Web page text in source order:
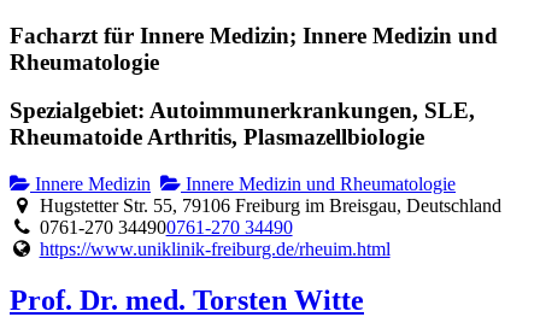
Facharzt für Innere Medizin; Innere Medizin und
Rheumatologie
Spezialgebiet: Autoimmunerkrankungen, SLE,
Rheumatoide Arthritis, Plasmazellbiologie
Innere Medizin
Innere Medizin und Rheumatologie
Hugstetter Str. 55, 79106 Freiburg im Breisgau, Deutschland
0761-270 344900761-270 34490
https://www.uniklinik-freiburg.de/rheuim.html
Prof. Dr. med. Torsten Witte